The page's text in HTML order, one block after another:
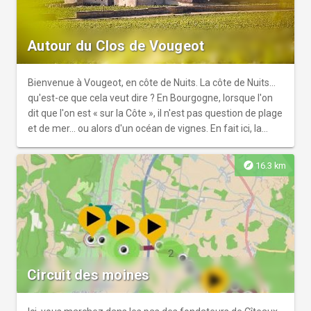
Autour du Clos de Vougeot
Bienvenue à Vougeot, en côte de Nuits. La côte de Nuits...
qu'est-ce que cela veut dire ? En Bourgogne, lorsque l'on
dit que l'on est « sur la Côte », il n'est pas question de plage
et de mer... ou alors d'un océan de vignes. En fait ici, la
mais c'est ainsi que les bourguignons appellent les
coteaux (tiens tiens...) qui s'étendent de Dijon aux
Maranges et sont couverts du raisin le plus raffiné au
monde. Les vignerons sont fiers et heureux de vous faire
découvrir leur métier et leurs terroirs. Les paysages que
vous traverserez nécessitent de nombreux soins et une
attention particulière tout au long de l’année. Pour votre
sécurité et une bonne cohabitation, soyez vigilants à
proximité des engins que vous croiserez et respectueux
envers les personnes que vous rencontrerez et qui
explore 16.3 km
Circuit des moines